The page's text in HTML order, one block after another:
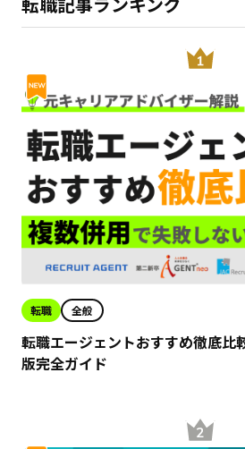
転職 全般
転職エージェントおすすめ徹底比
版完全ガイド